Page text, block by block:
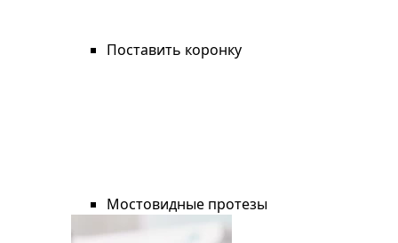
Поставить коронку
Мостовидные протезы